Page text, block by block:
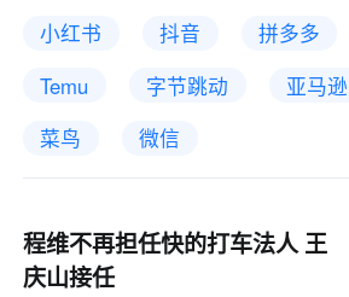
小红书 抖音 拼多多
Temu
字节跳动 亚马逊
菜鸟
微信
程维不再担任快的打车法人 王
庆山接任